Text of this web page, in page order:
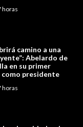
horas
camino a una
Abelardo de
en su primer
como presidente
horas